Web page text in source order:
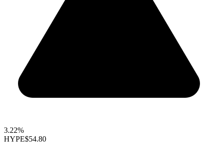
3.22%
HYPE$54.80